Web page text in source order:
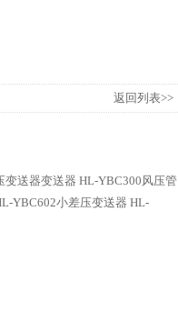
返回列表>>
变送器变送器 HL-YBC300风压管
YBC602小差压变送器 HL-